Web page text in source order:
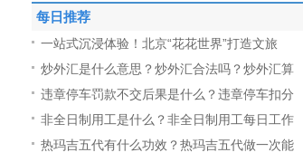
每日推荐
一站式沉浸体验！北京“花花世界”打造文旅
炒外汇是什么意思？炒外汇合法吗？炒外汇算
违章停车罚款不交后果是什么？违章停车扣分
非全日制用工是什么？非全日制用工每日工作
热玛吉五代有什么功效？热玛吉五代做一次能